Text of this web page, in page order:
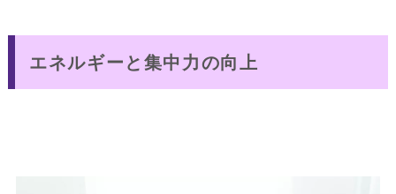
エネルギーと集中力の向上